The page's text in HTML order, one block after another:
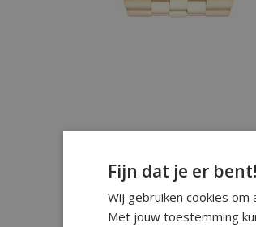
Fijn dat je er bent!
Wij gebruiken cookies
Met jouw toestemming